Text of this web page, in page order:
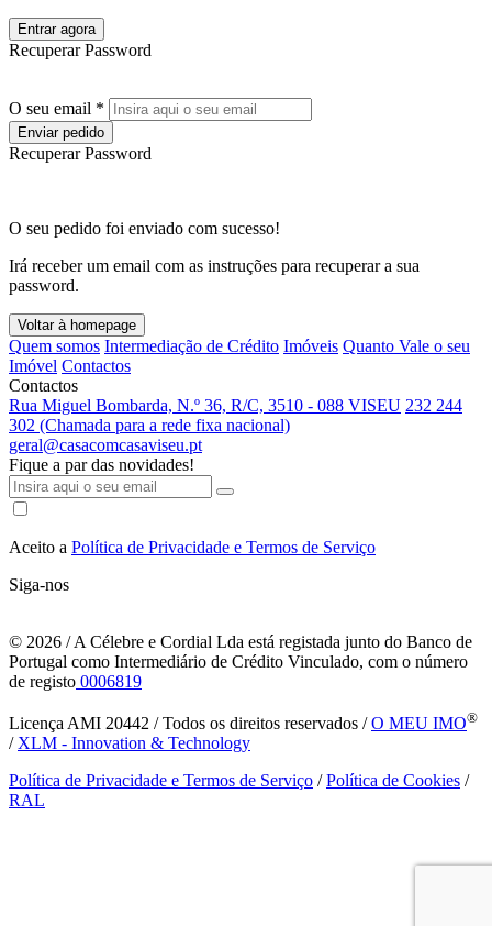
Entrar agora
Recuperar Password
O seu email *
Enviar pedido
Recuperar Password
O seu pedido foi enviado com sucesso!
Irá receber um email com as instruções para recuperar a sua
password.
Voltar à homepage
Quem somos Intermediação de Crédito Imóveis Quanto Vale o seu
Imóvel Contactos
Contactos
Rua Miguel Bombarda, N.º 36, R/C, 3510 - 088 VISEU 232 244
302 (Chamada para a rede fixa nacional)
geral@casacomcasaviseu.pt
Fique a par das novidades!
Aceito a Política de Privacidade e Termos de Serviço
Siga-nos
© 2026 / A Célebre e Cordial Lda está registada junto do Banco de
Portugal como Intermediário de Crédito Vinculado, com o número
de registo 0006819
Licença AMI 20442 / Todos os direitos reservados /O MEU IMO®
/ XLM - Innovation & Technology
Política de Privacidade e Termos de Serviço /Política de Cookies /
RAL